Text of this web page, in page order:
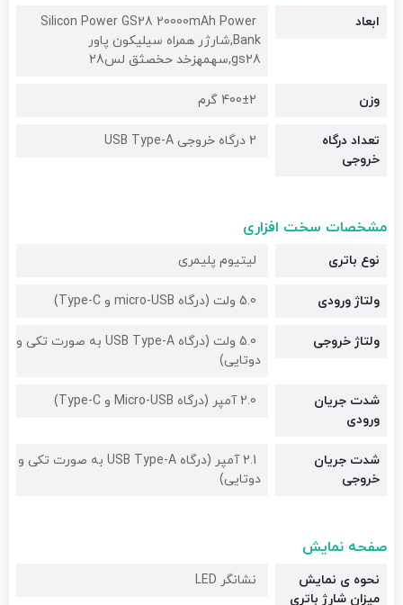
ابعاد
Silicon Power GS28 20000mAh Power
Bank,شارژر همراه سیلیکون پاور
gs28,سهمهزخد حخصثق لس28
وزن 400±2 گرم
تعداد درگاه
خروجی
2 درگاه خروجی USB Type-A
مشخصات سخت افزاری
نوع باتری لیتیوم پلیمری
ولتاژ ورودی 5.0 ولت (درگاه micro-USB و Type-C)
ولتاژ خروجی
5.0 ولت (درگاه USB Type-A به صورت تکی و
دوتایی)
شدت جریان
ورودی
2.0 آمپر (درگاه Micro-USB و Type-C)
شدت جریان
خروجی
2.1 آمپر (درگاه USB Type-A به صورت تکی و
دوتایی)
صفحه نمایش
نحوه ی نمایش
میزان شارژ باتری
نشانگر LED